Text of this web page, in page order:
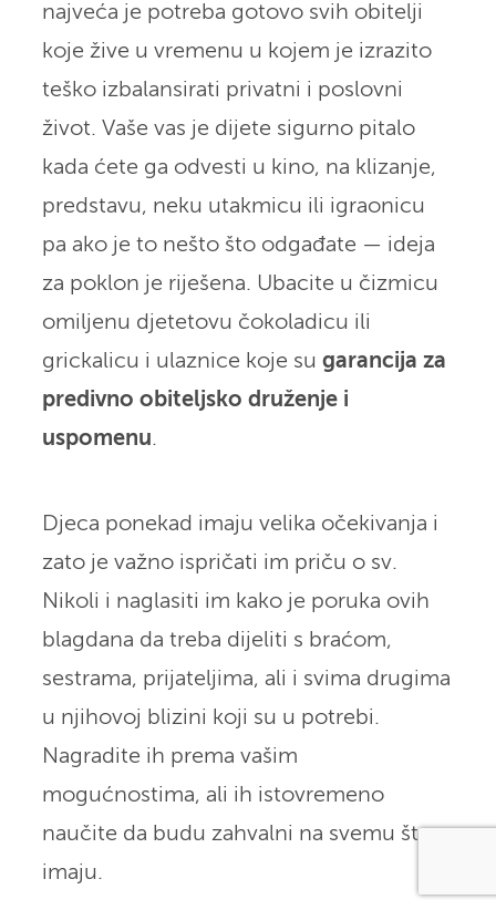
najveća je potreba gotovo svih obitelji
koje žive u vremenu u kojem je izrazito
teško izbalansirati privatni i poslovni
život. Vaše vas je dijete sigurno pitalo
kada ćete ga odvesti u kino, na klizanje,
predstavu, neku utakmicu ili igraonicu
pa ako je to nešto što odgađate — ideja
za poklon je riješena. Ubacite u čizmicu
omiljenu djetetovu čokoladicu ili
grickalicu i ulaznice koje su garancija za
predivno obiteljsko druženje i
uspomenu.
Djeca ponekad imaju velika očekivanja i
zato je važno ispričati im priču o sv.
Nikoli i naglasiti im kako je poruka ovih
blagdana da treba dijeliti s braćom,
sestrama, prijateljima, ali i svima drugima
u njihovoj blizini koji su u potrebi.
Nagradite ih prema vašim
mogućnostima, ali ih istovremeno
naučite da budu zahvalni na svemu što
imaju.